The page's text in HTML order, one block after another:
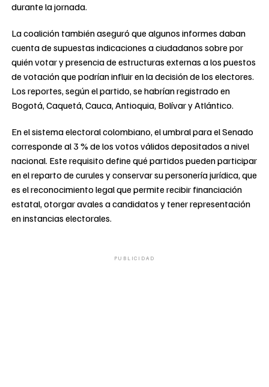
durante la jornada.
La coalición también aseguró que algunos informes daban
cuenta de supuestas indicaciones a ciudadanos sobre por
quién votar y presencia de estructuras externas a los puestos
de votación que podrían influir en la decisión de los electores.
Los reportes, según el partido, se habrían registrado en
Bogotá, Caquetá, Cauca, Antioquia, Bolívar y Atlántico.
En el sistema electoral colombiano, el umbral para el Senado
corresponde al 3 % de los votos válidos depositados a nivel
nacional. Este requisito define qué partidos pueden participar
en el reparto de curules y conservar su personería jurídica, que
es el reconocimiento legal que permite recibir financiación
estatal, otorgar avales a candidatos y tener representación
en instancias electorales.
PUBLICIDAD